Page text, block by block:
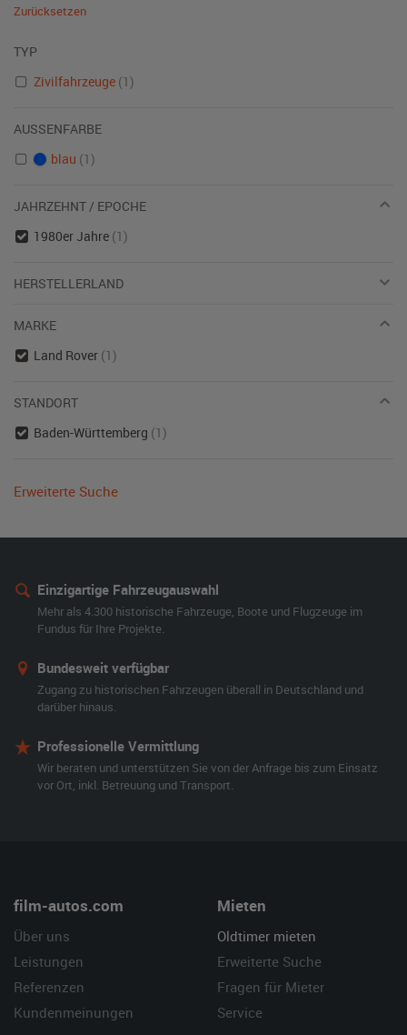
Zurücksetzen
TYP
Zivilfahrzeuge (1)
AUSSENFARBE
blau (1)
JAHRZEHNT / EPOCHE
1980er Jahre (1)
HERSTELLERLAND
MARKE
Land Rover (1)
STANDORT
Baden-Württemberg (1)
Erweiterte Suche
Einzigartige Fahrzeugauswahl
Mehr als 4.300 historische Fahrzeuge, Boote und Flugzeuge im
Fundus für Ihre Projekte.
Bundesweit verfügbar
Zugang zu historischen Fahrzeugen überall in Deutschland und
darüber hinaus.
Professionelle Vermittlung
Wir beraten und unterstützen Sie von der Anfrage bis zum Einsatz
vor Ort, inkl. Betreuung und Transport.
film-autos.com
Über uns
Leistungen
Referenzen
Kundenmeinungen
Mieten
Oldtimer mieten
Erweiterte Suche
Fragen für Mieter
Service